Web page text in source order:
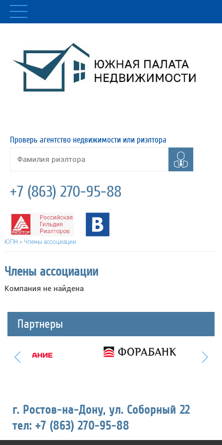
Проверь агентство недвижимости или риэлтора
+7 (863) 270-95-88
ЮПН > Члены ассоциации
Члены ассоциации
Компания не найдена
Партнеры
г. Ростов-на-Дону, ул. Соборный 22
тел: +7 (863) 270-95-88